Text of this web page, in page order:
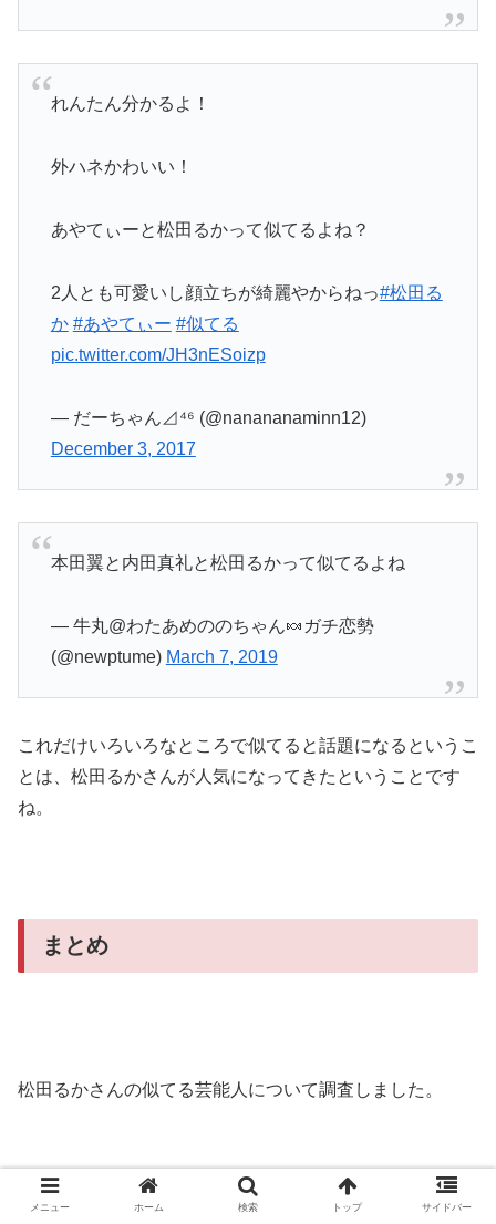
れんたん分かるよ！
外ハネかわいい！
あやてぃーと松田るかって似てるよね？
2人とも可愛いし顔立ちが綺麗やからねっ#松田る
か #あやてぃー #似てる
pic.twitter.com/JH3nESoizp
— だーちゃん⊿⁴⁶ (@nanananaminn12)
December 3, 2017
本田翼と内田真礼と松田るかって似てるよね
— 牛丸@わたあめののちゃん🍬ガチ恋勢
(@newptume) March 7, 2019
これだけいろいろなところで似てると話題になるというこ
とは、松田るかさんが人気になってきたということです
ね。
まとめ
松田るかさんの似てる芸能人について調査しました。
美人なだけにいろいろな方と似てると言われている松田る
メニュー ホーム 検索 トップ サイドバー